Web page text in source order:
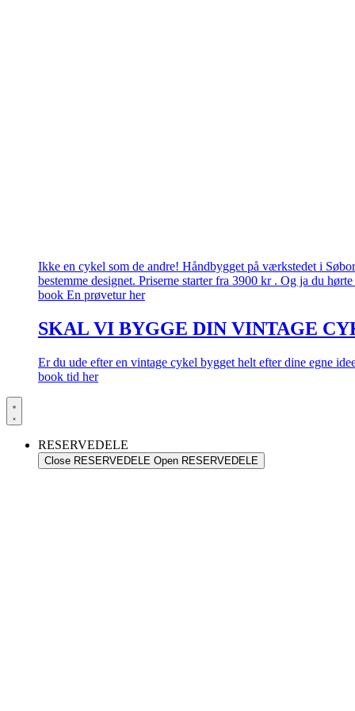
Ikke en cykel som de andre! Håndbygget på værkstedet i
bestemme designet. Priserne starter fra 3900 kr . Og ja du
book En prøvetur her
SKAL VI BYGGE DIN VINTAGE
Er du ude efter en vintage cykel bygget helt efter dine egne
book tid her
RESERVEDELE
Close RESERVEDELE Open RESERVEDELE